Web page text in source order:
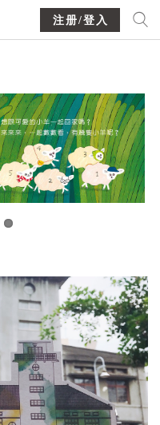
注册/登入